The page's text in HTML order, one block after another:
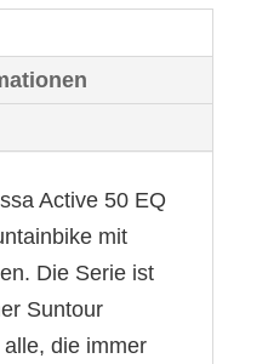
Active 50 EQ
mit
Die Serie ist
Suntour
die immer